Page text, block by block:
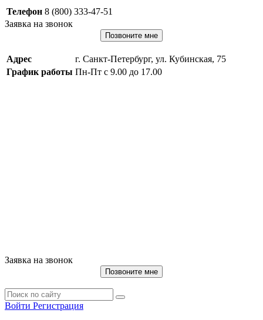
Телефон 8 (800) 333-47-51
Заявка на звонок
Позвоните мне
Адрес
г. Санкт-Петербург, ул. Кубинская, 75
График работы Пн-Пт с 9.00 до 17.00
Заявка на звонок
Позвоните мне
Войти Регистрация